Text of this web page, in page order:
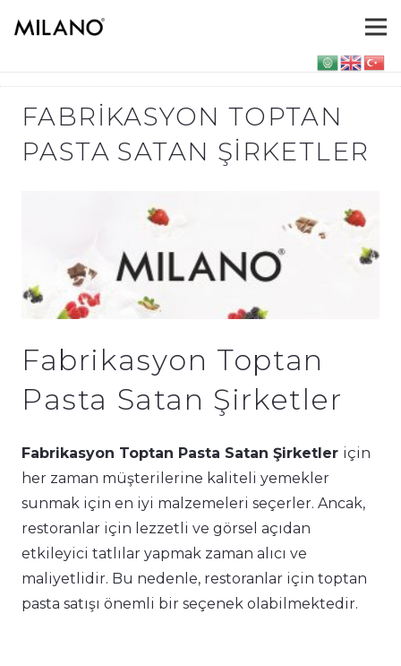
FABRIKASYON TOPTAN
PASTA SATAN ŞIRKETLER
Fabrikasyon Toptan
Pasta Satan Şirketler
Fabrikasyon Toptan Pasta Satan Şirketler için
her zaman müşterilerine kaliteli yemekler
sunmak için en iyi malzemeleri seçerler. Ancak,
restoranlar için lezzetli ve görsel açıdan
etkileyici tatlılar yapmak zaman alıcı ve
maliyetlidir. Bu nedenle, restoranlar için toptan
pasta satışı önemli bir seçenek olabilmektedir.